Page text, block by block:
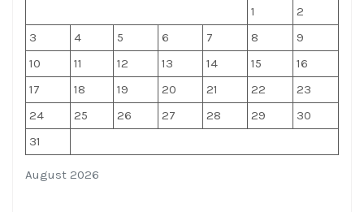
August 2026
1
2
3
4 5 6 7 8
9
10
11 12 13 14 15
16
17
18 19 20 21 22
23
24
25 26 27 28 29
30
31